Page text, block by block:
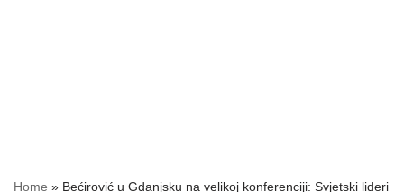
Home » Bećirović u Gdanjsku na velikoj konferenciji: Svjetski lideri